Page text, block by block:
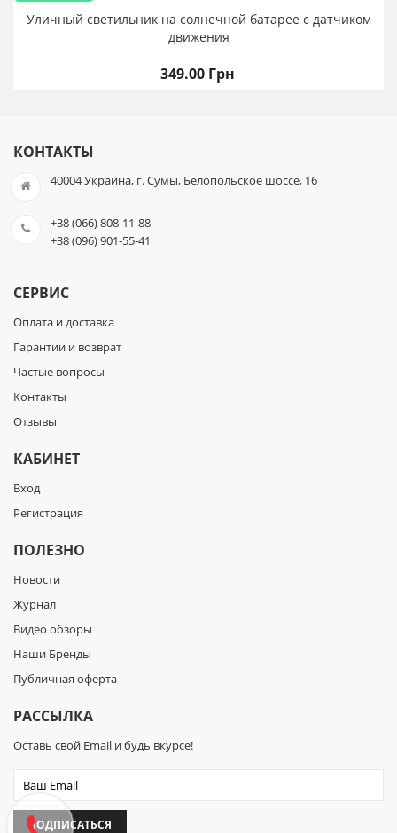
Уличный светильник на солнечной батарее с датчиком
движения
349.00 Грн
КОНТАКТЫ
40004 Украина, г. Сумы, Белопольское шоссе, 16
+38 (066) 808-11-88
+38 (096) 901-55-41
СЕРВИС
Оплата и доставка
Гарантии и возврат
Частые вопросы
Контакты
Отзывы
КАБИНЕТ
Вход
Регистрация
ПОЛЕЗНО
Новости
Журнал
Видео обзоры
Наши Бренды
Публичная оферта
РАССЫЛКА
Оставь свой Email и будь вкурсе!
ПОДПИСАТЬСЯ